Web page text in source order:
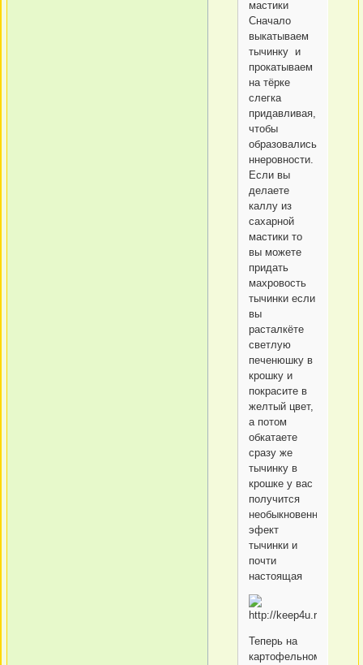
мастики
Сначало
выкатываем
тычинку и
прокатываем
на тёрке
слегка
придавливая,
чтобы
образовались
ннеровности.
Если вы
делаете
каллу из
сахарной
мастики то
вы можете
придать
махровость
тычинки если
вы
расталкёте
светлую
печенюшку в
крошку и
покрасите в
желтый цвет,
а потом
обкатаете
сразу же
тычинку в
крошке у вас
получится
необыкновенный
эфект
тычинки и
почти
настоящая
Теперь на
картофельном